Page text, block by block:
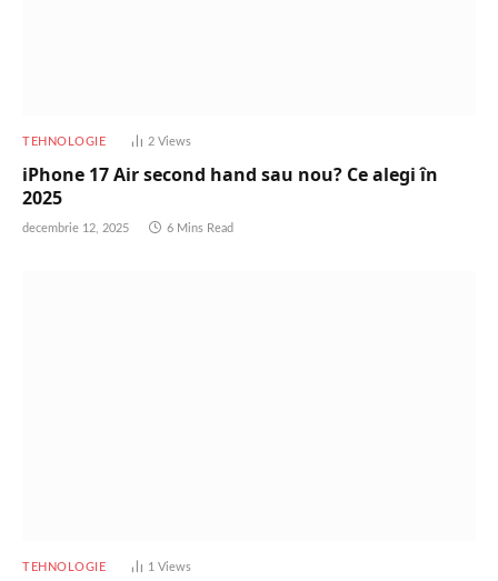
TEHNOLOGIE 2 Views
iPhone 17 Air second hand sau nou? Ce alegi în
2025
decembrie 12, 2025 6 Mins Read
TEHNOLOGIE 1 Views